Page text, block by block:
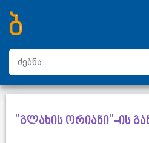
ახალი სიტყვები
ტოპ სიტყვები
დღის ტოპ სიტყვები
ტოპ მომხმარებლები
"გლახის ორიანი"-ის